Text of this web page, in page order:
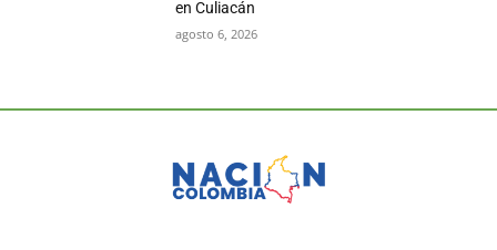
en Culiacán
agosto 6, 2026